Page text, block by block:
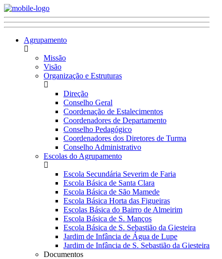
Agrupamento
Missão
Visão
Organização e Estruturas
Direção
Conselho Geral
Coordenação de Estalecimentos
Coordenadores de Departamento
Conselho Pedagógico
Coordenadores dos Diretores de Turma
Conselho Administrativo
Escolas do Agrupamento
Escola Secundária Severim de Faria
Escola Básica de Santa Clara
Escola Básica de São Mamede
Escola Básica Horta das Figueiras
Escolas Básica do Bairro de Almeirim
Escola Básica de S. Manços
Escola Básica de S. Sebastião da Giesteira
Jardim de Infância de Água de Lupe
Jardim de Infância de S. Sebastião da Giesteira
Documentos